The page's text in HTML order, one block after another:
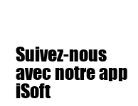
Suivez-nous
avec notre app
iSoft